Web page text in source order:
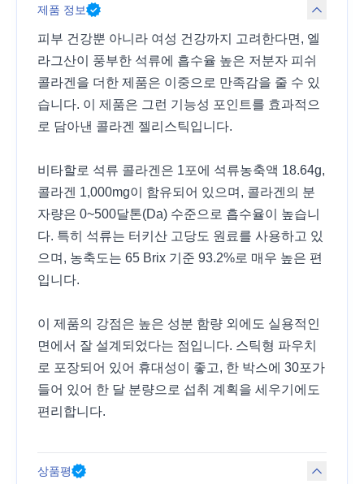
제품 정보
피부 건강뿐 아니라 여성 건강까지 고려한다면, 엘
라그산이 풍부한 석류에 흡수율 높은 저분자 피쉬
콜라겐을 더한 제품은 이중으로 만족감을 줄 수 있
습니다. 이 제품은 그런 기능성 포인트를 효과적으
로 담아낸 콜라겐 젤리스틱입니다.
비타할로 석류 콜라겐은 1포에 석류농축액 18.64g,
콜라겐 1,000mg이 함유되어 있으며, 콜라겐의 분
자량은 0~500달톤(Da) 수준으로 흡수율이 높습니
다. 특히 석류는 터키산 고당도 원료를 사용하고 있
으며, 농축도는 65 Brix 기준 93.2%로 매우 높은 편
입니다.
이 제품의 강점은 높은 성분 함량 외에도 실용적인
면에서 잘 설계되었다는 점입니다. 스틱형 파우치
로 포장되어 있어 휴대성이 좋고, 한 박스에 30포가
들어 있어 한 달 분량으로 섭취 계획을 세우기에도
편리합니다.
상품평